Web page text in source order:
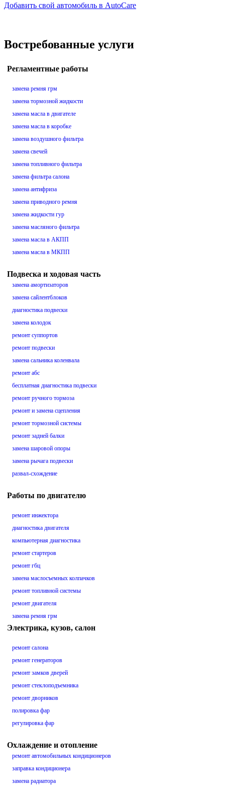
Добавить свой автомобиль в AutoCare
Востребованные услуги
Регламентные работы
замена ремня грм
замена тормозной жидкости
замена масла в двигателе
замена масла в коробке
замена воздушного фильтра
замена свечей
замена топливного фильтра
замена фильтра салона
замена антифриза
замена приводного ремня
замена жидкости гур
замена масляного фильтра
замена масла в АКПП
замена масла в МКПП
Подвеска и ходовая часть
замена амортизаторов
замена сайлентблоков
диагностика подвески
замена колодок
ремонт суппортов
ремонт подвески
замена сальника коленвала
ремонт абс
бесплатная диагностика подвески
ремонт ручного тормоза
ремонт и замена сцепления
ремонт тормозной системы
ремонт задней балки
замена шаровой опоры
замена рычага подвески
развал-схождение
Работы по двигателю
ремонт инжектора
диагностика двигателя
компьютерная диагностика
ремонт стартеров
ремонт гбц
замена маслосъемных колпачков
ремонт топливной системы
ремонт двигателя
замена ремня грм
Электрика, кузов, салон
ремонт салона
ремонт генераторов
ремонт замков дверей
ремонт стеклоподъемника
ремонт дворников
полировка фар
регулировка фар
Охлаждение и отопление
ремонт автомобильных кондиционеров
заправка кондиционера
замена радиатора